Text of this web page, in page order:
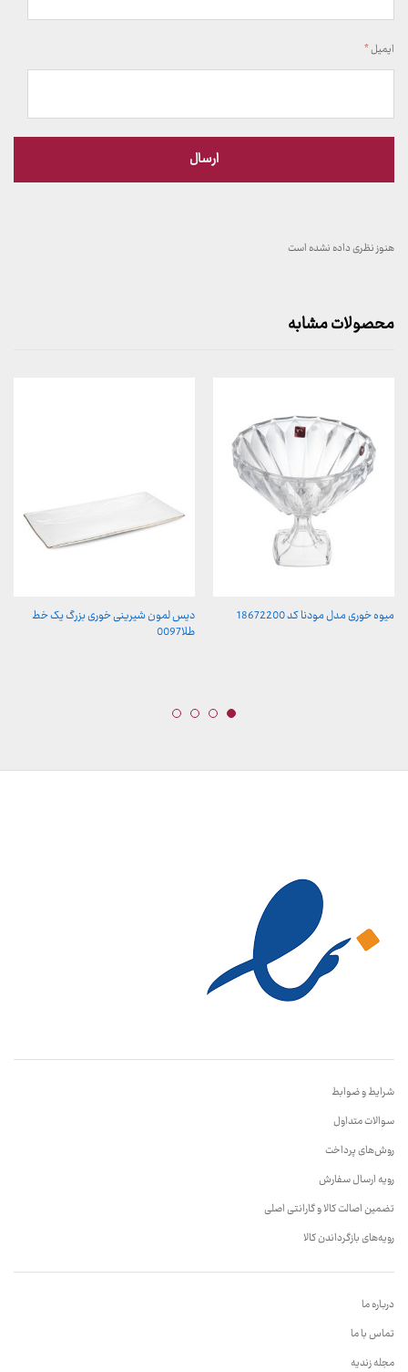
ایمیل*
هنوز نظری داده نشده است
محصولات مشابه
میوه خوری مدل مودنا کد 18672200
دیس لمون شیرینی خوری بزرگ یک خط
طلا0097
شرایط و ضوابط
سوالات متداول
روش‌های پرداخت
رویه ارسال سفارش
تضمین اصالت کالا و گارانتی اصلی
رویه‌های بازگرداندن کالا
درباره ما
تماس با ما
مجله زندیه